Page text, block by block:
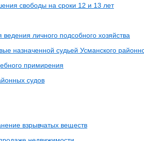
свободы на сроки 12 и 13 лет
личного подсобного хозяйства
назначенной судьей Усманского
примирения
судов
взрывчатых веществ